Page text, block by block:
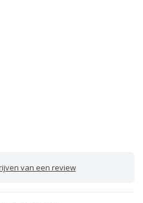
van een review